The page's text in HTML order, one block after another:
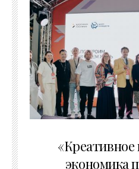
«Креативное
экономика